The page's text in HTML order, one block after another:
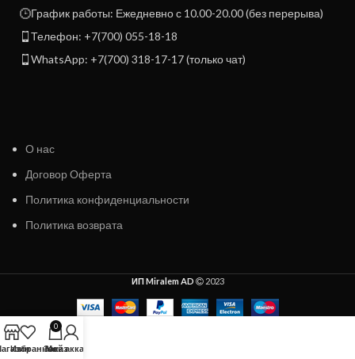
График работы: Ежедневно с 10.00-20.00 (без перерыва)
Телефон: +7(700) 055-18-18
WhatsApp: +7(700) 318-17-17 (только чат)
О нас
Договор Оферта
Политика конфиденциальности
Политика возврата
ИП Miralem AD 2023
Избранное
0
Заказ
Мой аккаунт